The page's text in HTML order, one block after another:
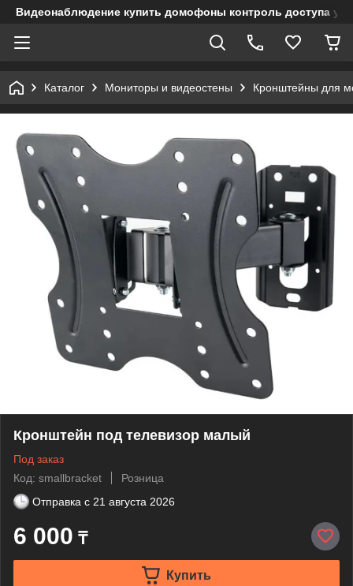
Видеонаблюдение купить домофоны контроль доступа
Каталог Мониторы и видеостены Кронштейны для
Кронштейн под телевизор малый
Под заказ
Код: smallbracket
Розница
Отправка с 21 августа 2026
6 000 ₸
Купить